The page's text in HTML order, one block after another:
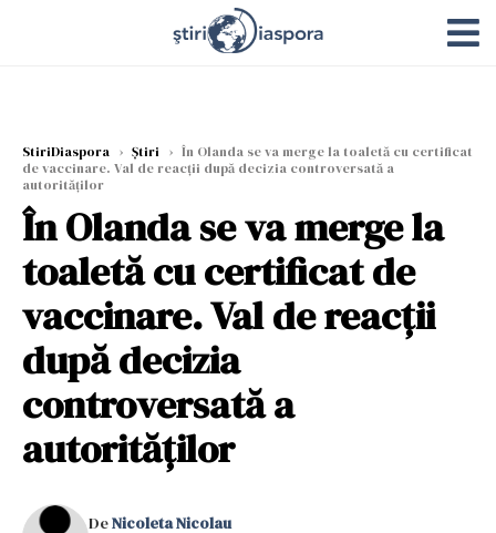
StiriDiaspora › Știri › În Olanda se va merge la toaletă cu certificat
de vaccinare. Val de reacții după decizia controversată a
autorităților
În Olanda se va merge la
toaletă cu certificat de
vaccinare. Val de reacții
după decizia
controversată a
autorităților
DeNicoleta Nicolau